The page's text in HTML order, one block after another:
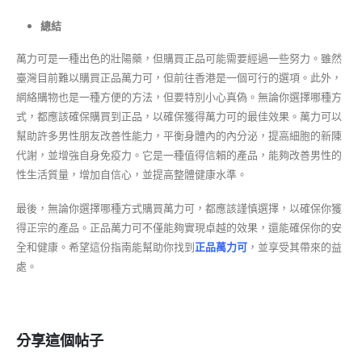
總結
萬力可是一種出色的壯陽藥，但購買正品可能需要經過一些努力。雖然
臺灣目前難以購買正品萬力可，但前往香港是一個可行的選項。此外，
網絡購物也是一種方便的方法，但要特別小心真偽。無論你選擇哪種方
式，都應該確保購買到正品，以確保獲得萬力可的最佳效果。萬力可以
幫助許多男性朋友改善性能力，平衡身體內的內分泌，提高細胞的新陳
代謝，並增強自身免疫力。它是一種值得信賴的產品，能夠改善男性的
性生活質量，增加自信心，並提高整體健康水準。
最後，無論你選擇哪種方式購買萬力可，都應該謹慎選擇，以確保你獲
得正宗的產品。正品萬力可不僅能夠實現卓越的效果，還能確保你的安
全和健康。希望這份指南能幫助你找到正品萬力可 ，並享受其帶來的益
處。
分享這個帖子